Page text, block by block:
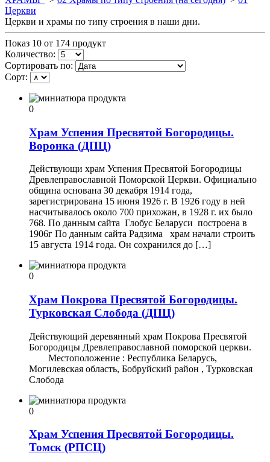
Церкви
Церкви и храмы по типу строения в наши дни.
Показ 10 от 174 продукт
Количество:
Сортировать по:
Сорт:
0
Храм Успения Пресвятой Богородицы.
Воронка (ДПЦ)
Действующи храм Успения Пресвятой Богородицы
Древлеправославной Поморской Церкви. Официально
община основана 30 декабря 1914 года,
зарегистрирована 15 июня 1926 г. В 1926 году в ней
насчитывалось около 700 прихожан, в 1928 г. их было
768. По данным сайта Глобус Беларуси построена в
1906г По данным сайта Радзима храм начали строить
15 августа 1914 года. Он сохранился до […]
0
Храм Покрова Пресвятой Богородицы.
Турковская Слобода (ДПЦ)
Действующий деревянный храм Покрова Пресвятой
Богородицы Древлеправославной поморской церкви.
Местоположение : Республика Беларусь,
Могилевская область, Бобруйский район , Турковская
Слобода
0
Храм Успения Пресвятой Богородицы.
Томск (РПСЦ)